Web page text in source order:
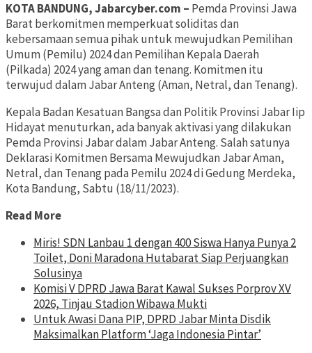
KOTA BANDUNG, Jabarcyber.com – Pemda Provinsi Jawa
Barat berkomitmen memperkuat soliditas dan
kebersamaan semua pihak untuk mewujudkan Pemilihan
Umum (Pemilu) 2024 dan Pemilihan Kepala Daerah
(Pilkada) 2024 yang aman dan tenang. Komitmen itu
terwujud dalam Jabar Anteng (Aman, Netral, dan Tenang).
Kepala Badan Kesatuan Bangsa dan Politik Provinsi Jabar Iip
Hidayat menuturkan, ada banyak aktivasi yang dilakukan
Pemda Provinsi Jabar dalam Jabar Anteng. Salah satunya
Deklarasi Komitmen Bersama Mewujudkan Jabar Aman,
Netral, dan Tenang pada Pemilu 2024 di Gedung Merdeka,
Kota Bandung, Sabtu (18/11/2023).
Read More
Miris! SDN Lanbau 1 dengan 400 Siswa Hanya Punya 2
Toilet, Doni Maradona Hutabarat Siap Perjuangkan
Solusinya
Komisi V DPRD Jawa Barat Kawal Sukses Porprov XV
2026, Tinjau Stadion Wibawa Mukti
Untuk Awasi Dana PIP, DPRD Jabar Minta Disdik
Maksimalkan Platform ‘Jaga Indonesia Pintar’